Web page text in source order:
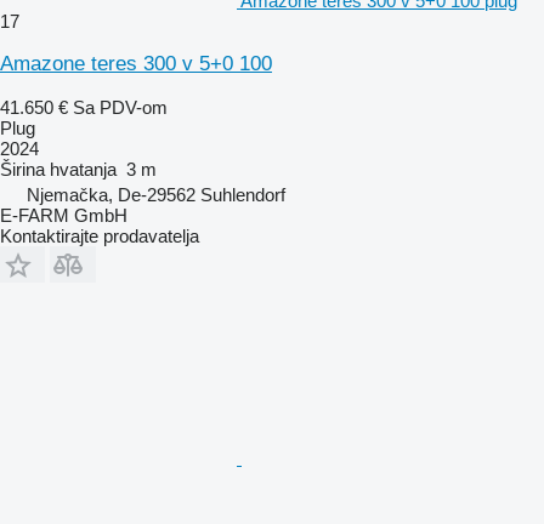
17
Amazone teres 300 v 5+0 100
41.650 € Sa PDV-om
Plug
2024
Širina hvatanja 3 m
Njemačka, De-29562 Suhlendorf
E-FARM GmbH
Kontaktirajte prodavatelja